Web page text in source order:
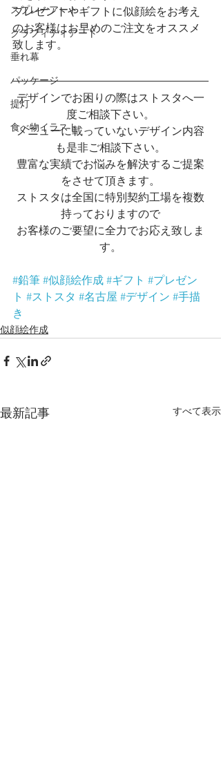
スプレーアート
グラフィティアート
垂れ幕
パッケージ
提灯
食べ物イラスト
プレゼントやギフトに似顔絵をお考え
のお客様はお早めのご注文をオススメ
致します。
デザインでお困りの際はストスタへ一
度ご相談下さい。
メニューに載っていないデザイン内容
も是非ご相談下さい。
豊富な実績でお悩みを解決するご提案
をさせて頂きます。
ストスタは全国に特別契約工場を複数
持っておりますので
お客様のご要望に全力でお応え致しま
す。
#鉛筆 #似顔絵作成 #ギフト #プレゼン
ト #ストスタ #名古屋 #デザイン #手描
き
似顔絵作成
最新記事 すべて表示